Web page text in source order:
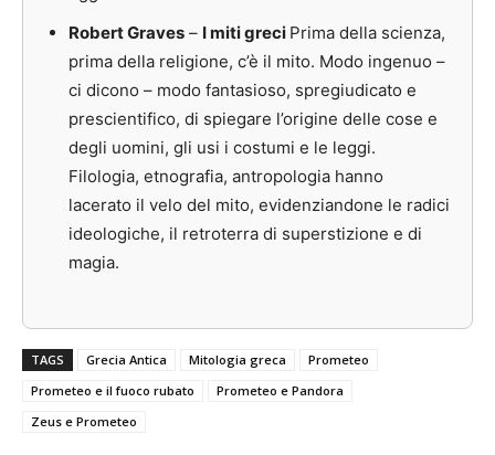
Robert Graves – I miti greci Prima della scienza,
prima della religione, c’è il mito. Modo ingenuo –
ci dicono – modo fantasioso, spregiudicato e
prescientifico, di spiegare l’origine delle cose e
degli uomini, gli usi i costumi e le leggi.
Filologia, etnografia, antropologia hanno
lacerato il velo del mito, evidenziandone le radici
ideologiche, il retroterra di superstizione e di
magia.
TAGS Grecia Antica Mitologia greca
Prometeo
Prometeo e il fuoco rubato
Prometeo e Pandora
Zeus e Prometeo